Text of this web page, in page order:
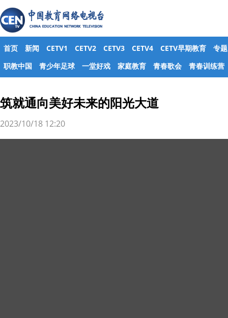
首页 新闻 CETV1 CETV2 CETV3 CETV4 CETV早期教育
专题
职教中国
青少年足球 一堂好戏 家庭教育 青春歌会 青春训练营
筑就通向美好未来的阳光大道
2023/10/18 12:20